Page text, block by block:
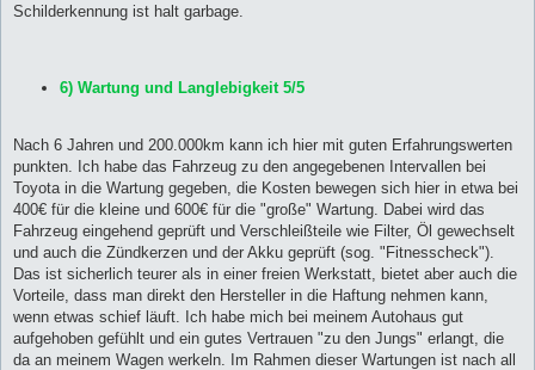
Schilderkennung ist halt garbage.
6) Wartung und Langlebigkeit 5/5
Nach 6 Jahren und 200.000km kann ich hier mit guten Erfahrungswerten
punkten. Ich habe das Fahrzeug zu den angegebenen Intervallen bei
Toyota in die Wartung gegeben, die Kosten bewegen sich hier in etwa bei
400€ für die kleine und 600€ für die "große" Wartung. Dabei wird das
Fahrzeug eingehend geprüft und Verschleißteile wie Filter, Öl gewechselt
und auch die Zündkerzen und der Akku geprüft (sog. "Fitnesscheck").
Das ist sicherlich teurer als in einer freien Werkstatt, bietet aber auch die
Vorteile, dass man direkt den Hersteller in die Haftung nehmen kann,
wenn etwas schief läuft. Ich habe mich bei meinem Autohaus gut
aufgehoben gefühlt und ein gutes Vertrauen "zu den Jungs" erlangt, die
da an meinem Wagen werkeln. Im Rahmen dieser Wartungen ist nach all